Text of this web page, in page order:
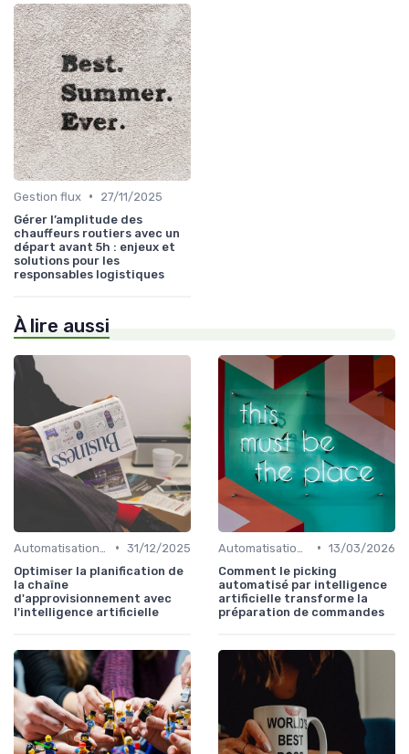
Gestion flux •
27/11/2025
Gérer l’amplitude des
chauffeurs routiers avec un
départ avant 5h : enjeux et
solutions pour les
responsables logistiques
À lire aussi
• 31/12/2025
Optimiser la planification de
la chaîne
d'approvisionnement avec
l'intelligence artificielle
• 13/03/2026
Comment le picking
automatisé par intelligence
artificielle transforme la
préparation de commandes